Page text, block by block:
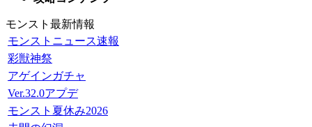
モンスト最新情報
モンストニュース速報
彩獣神祭
アゲインガチャ
Ver.32.0アプデ
モンスト夏休み2026